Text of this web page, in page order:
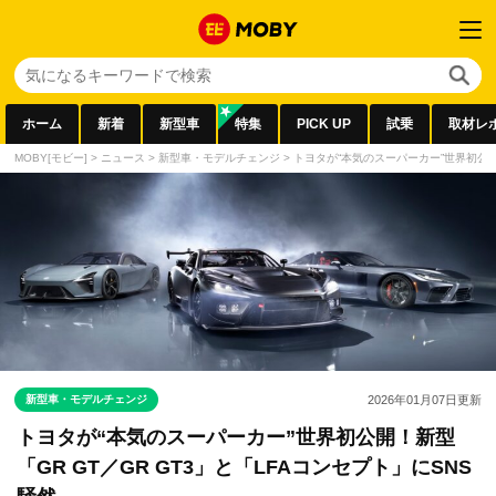
ホーム 新着 新型車 特集 PICK UP 試乗 取材レ
MOBY[モビー] > ニュース > 新型車・モデルチェンジ > トヨタが“本気のスーパーカー”世界初
新型車・モデルチェンジ 2026年01月07日更新
トヨタが“本気のスーパーカー”世界初公開！新型
「GR GT／GR GT3」と「LFAコンセプト」にSNS